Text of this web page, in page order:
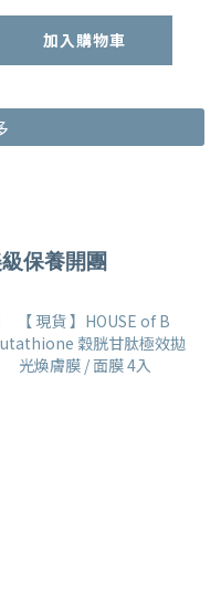
加入購物車
保養開團